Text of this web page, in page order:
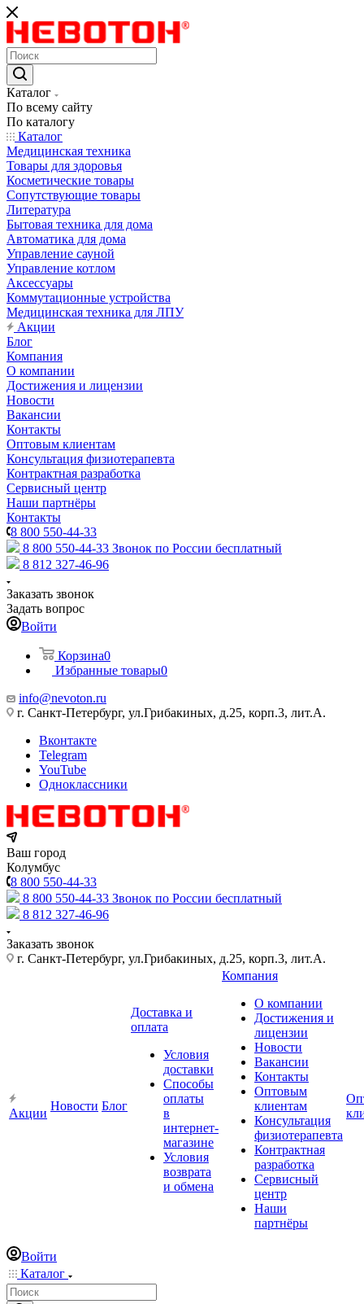
Каталог
По всему сайту
По каталогу
Каталог
Медицинская техника
Товары для здоровья
Косметические товары
Сопутствующие товары
Литература
Бытовая техника для дома
Автоматика для дома
Управление сауной
Управление котлом
Аксессуары
Коммутационные устройства
Медицинская техника для ЛПУ
Акции
Блог
Компания
О компании
Достижения и лицензии
Новости
Вакансии
Контакты
Оптовым клиентам
Консультация физиотерапевта
Контрактная разработка
Сервисный центр
Наши партнёры
Контакты
8 800 550-44-33
8 800 550-44-33 Звонок по России бесплатный
8 812 327-46-96
Заказать звонок
Задать вопрос
Войти
Корзина0
Избранные товары0
info@nevoton.ru
г. Санкт-Петербург, ул.Грибакиных, д.25, корп.3, лит.А.
Вконтакте
Telegram
YouTube
Одноклассники
Ваш город
Колумбус
8 800 550-44-33
8 800 550-44-33 Звонок по России бесплатный
8 812 327-46-96
Заказать звонок
г. Санкт-Петербург, ул.Грибакиных, д.25, корп.3, лит.А.
Акции
Новости Блог
Доставка и
оплата
Условия
доставки
Способы
оплаты
в
интернет-
магазине
Условия
возврата
и обмена
Компания
О компании
Достижения и
лицензии
Новости
Вакансии
Контакты
Оптовым
клиентам
Консультация
физиотерапевта
Контрактная
разработка
Сервисный
центр
Наши
партнёры
Войти
Каталог